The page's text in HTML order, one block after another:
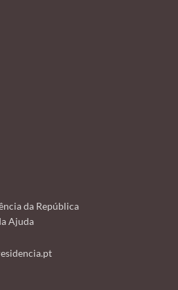
da República
Ajuda